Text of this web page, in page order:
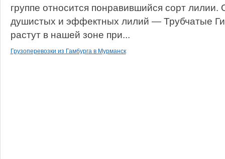
группе относится понравившийся сорт
душистых и эффектных лилий — Трубчатые
растут в нашей зоне при...
Грузоперевозки из Гамбурга в Мурманск